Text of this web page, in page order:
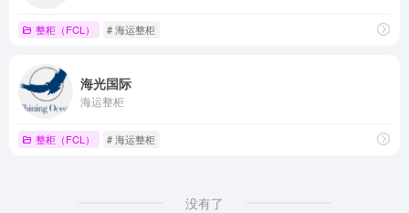
整柜（FCL） # 海运整柜
海光国际
海运整柜
整柜（FCL） # 海运整柜
没有了